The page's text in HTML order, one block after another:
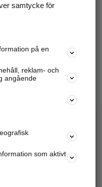
mm.
företaget
och annonsera mot
nära dig.
samtycke för
på en
reklam- och
angående
som aktivt